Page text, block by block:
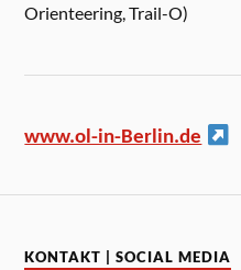
Orienteering, Trail-O)
www.ol-in-Berlin.de
KONTAKT | SOCIAL MEDIA